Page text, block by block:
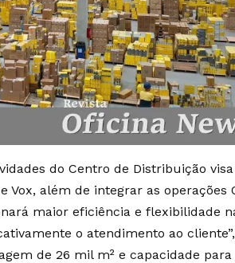
do Centro de Distribuição visa
além de integrar as operações
maior eficiência e flexibilidade
o atendimento ao
de 26 mil m² e capacidade para